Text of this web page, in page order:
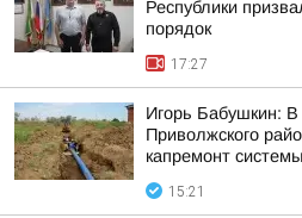
Республики
порядок
17:27
Игорь Бабушкин:
Приволжского
капремонт
15:21